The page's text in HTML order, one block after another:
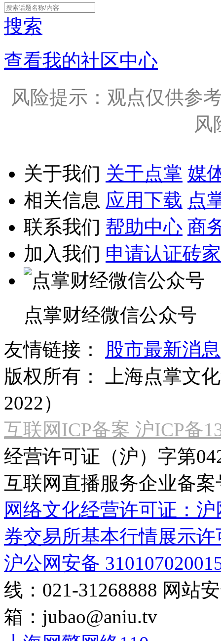
搜索
查看我的社区中心
风险提示：观点仅供参
风
关于我们 关于点掌 媒
相关信息 应用下载 点
联系我们 帮助中心 商
加入我们 申请认证砖家
点掌财经微信公众号
友情链接：
股市最新消息
版权所有：
上海点掌文
2022）
互联网ICP备案 沪ICP备
经营许可证（沪）字第
互联网直播服务企业备案
网络文化经营许可证：
券交易所基本行情展示许
沪公网安备
线：021-31268888 网站
箱： jubao@aniu.tv